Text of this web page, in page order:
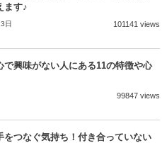
ます♪
日 101141 views
で興味がない人にある11の特徴や心
99847 views
をつなぐ気持ち！付き合っていない